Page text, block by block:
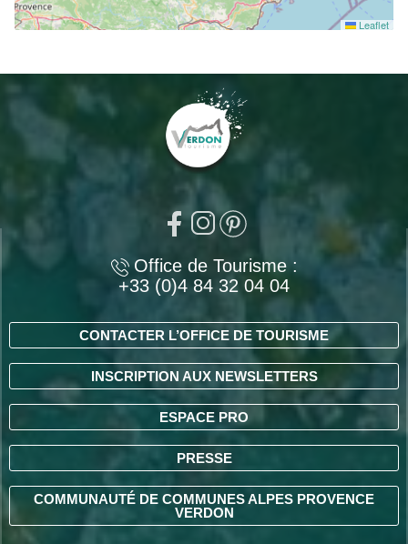
Leaflet
Office de Tourisme :
+33 (0)4 84 32 04 04
CONTACTER L’OFFICE DE TOURISME
INSCRIPTION AUX NEWSLETTERS
ESPACE PRO
PRESSE
COMMUNAUTÉ DE COMMUNES ALPES PROVENCE
VERDON